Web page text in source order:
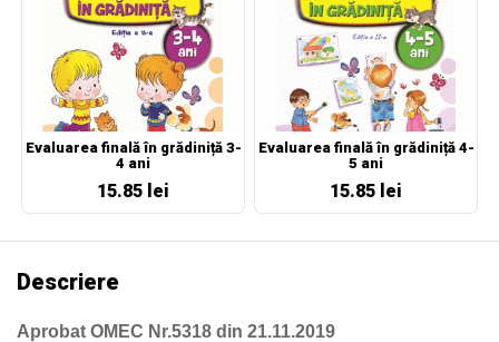
Evaluarea finală în grădiniță 3-
4 ani
15.85 lei
Evaluarea finală în grădiniță 4-
5 ani
15.85 lei
Descriere
Aprobat OMEC Nr.5318 din 21.11.2019